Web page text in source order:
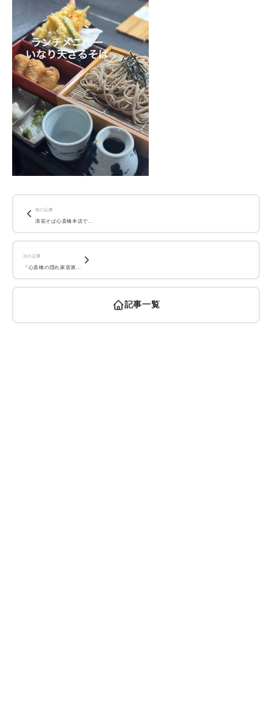
前の記事
浪花そば心斎橋本店で...
記事一覧
次の記事
『心斎橋の隠れ家居酒...